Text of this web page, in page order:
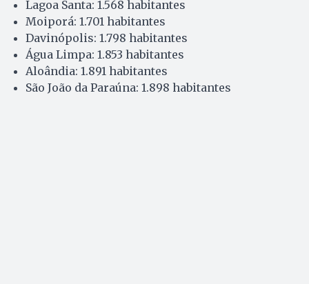
Lagoa Santa: 1.568 habitantes
Moiporá: 1.701 habitantes
Davinópolis: 1.798 habitantes
Água Limpa: 1.853 habitantes
Aloândia: 1.891 habitantes
São João da Paraúna: 1.898 habitantes